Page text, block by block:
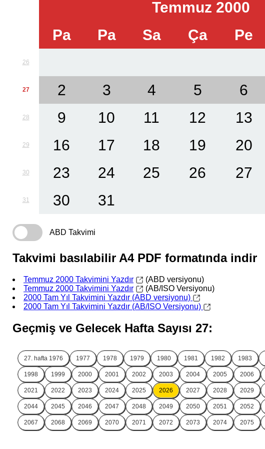
Temmuz 2000
Pa
Pa Sa Ça Pe
26
27 2 3 4 5 6
28 9 10 11 12 13
29 16 17 18 19 20
30 23 24 25 26 27
31 30 31
ABD Takvimi
Takvimi basılabilir A4 PDF formatında indir
Temmuz 2000 Takvimini Yazdır
(ABD versiyonu)
Temmuz 2000 Takvimini Yazdır
(AB/ISO Versiyonu)
2000 Tam Yıl Takvimini Yazdır (ABD versiyonu)
2000 Tam Yıl Takvimini Yazdır (AB/ISO Versiyonu)
Geçmiş ve Gelecek Hafta Sayısı 27:
27. hafta 1976 1977 1978 1979 1980 1981 1982 1983
1998 1999 2000 2001 2002 2003 2004 2005 2006
2021 2022 2023 2024 2025 2026 2027 2028 2029
2044 2045 2046 2047 2048 2049 2050 2051 2052
2067 2068 2069 2070 2071 2072 2073 2074 2075